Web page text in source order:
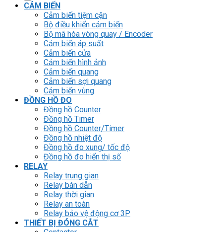
CẢM BIẾN
Cảm biến tiệm cận
Bộ điều khiển cảm biến
Bộ mã hóa vòng quay / Encoder
Cảm biến áp suất
Cảm biến cửa
Cảm biến hình ảnh
Cảm biến quang
Cảm biến sợi quang
Cảm biến vùng
ĐỒNG HỒ ĐO
Đồng hồ Counter
Đồng hồ Timer
Đồng hồ Counter/Timer
Đồng hồ nhiệt độ
Đồng hồ đo xung/ tốc độ
Đồng hồ đo hiển thị số
RELAY
Relay trung gian
Relay bán dẫn
Relay thời gian
Relay an toàn
Relay bảo vệ động cơ 3P
THIẾT BỊ ĐÓNG CẮT